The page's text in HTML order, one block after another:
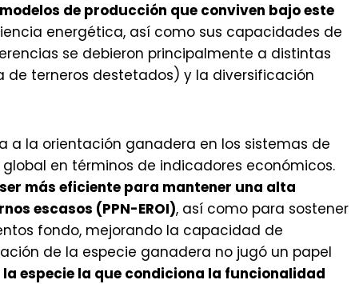
de producción que conviven bajo este
energética, así como sus capacidades de
se debieron principalmente a distintas
terneros destetados) y la diversificación
a la orientación ganadera en los sistemas de
en términos de indicadores económicos.
más eficiente para mantener una alta
escasos (PPN-EROI), así como para sostener
fondo, mejorando la capacidad de
de la especie ganadera no jugó un papel
la especie la que condiciona la funcionalidad